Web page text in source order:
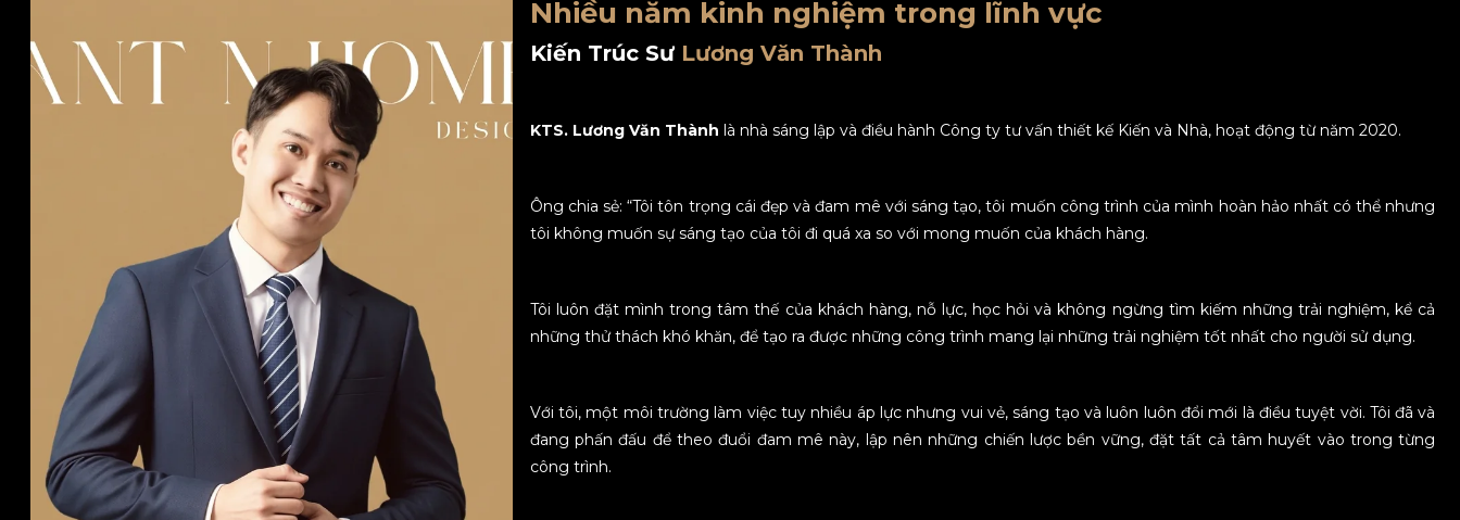
Nhiều năm kinh nghiệm trong lĩnh vực
Kiến Trúc Sư Lương Văn Thành
KTS. Lương Văn Thành là nhà sáng lập và điều hành Công ty tư vấn thiết kế Kiến và Nhà, hoạt động từ năm 2020.
Ông chia sẻ: “Tôi tôn trọng cái đẹp và đam mê với sáng tạo, tôi muốn công trình của mình hoàn hảo nhất có thể nhưng
tôi không muốn sự sáng tạo của tôi đi quá xa so với mong muốn của khách hàng.
Tôi luôn đặt mình trong tâm thế của khách hàng, nỗ lực, học hỏi và không ngừng tìm kiếm những trải nghiệm, kể cả
những thử thách khó khăn, để tạo ra được những công trình mang lại những trải nghiệm tốt nhất cho người sử dụng.
Với tôi, một môi trường làm việc tuy nhiều áp lực nhưng vui vẻ, sáng tạo và luôn luôn đổi mới là điều tuyệt vời. Tôi đã và
đang phấn đấu để theo đuổi đam mê này, lập nên những chiến lược bền vững, đặt tất cả tâm huyết vào trong từng
công trình.